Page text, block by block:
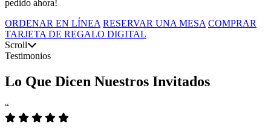
pedido ahora!
ORDENAR EN LÍNEA RESERVAR UNA MESA COMPRAR
TARJETA DE REGALO DIGITAL
Scroll
Testimonios
Lo Que Dicen Nuestros Invitados
“